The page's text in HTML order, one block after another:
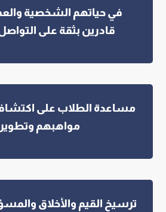
في حياتهم الشخصية
قادرين بثقة على
مساعدة الطلاب على
مواهبهم
ترسيخ القيم والأخلاق